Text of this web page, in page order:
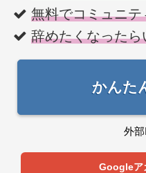
無料でコミュニ
辞めたくなった
かんた
外
Googleア